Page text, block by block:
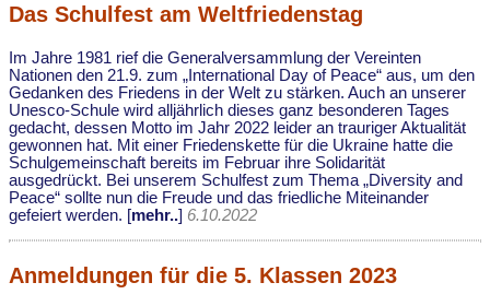
Das Schulfest am Weltfriedenstag
Im Jahre 1981 rief die Generalversammlung der Vereinten
Nationen den 21.9. zum „International Day of Peace“ aus, um den
Gedanken des Friedens in der Welt zu stärken. Auch an unserer
Unesco-Schule wird alljährlich dieses ganz besonderen Tages
gedacht, dessen Motto im Jahr 2022 leider an trauriger Aktualität
gewonnen hat. Mit einer Friedenskette für die Ukraine hatte die
Schulgemeinschaft bereits im Februar ihre Solidarität
ausgedrückt. Bei unserem Schulfest zum Thema „Diversity and
Peace“ sollte nun die Freude und das friedliche Miteinander
gefeiert werden. [mehr..] 6.10.2022
Anmeldungen für die 5. Klassen 2023